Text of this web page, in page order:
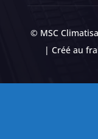
© MSC
| Créé au